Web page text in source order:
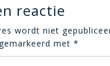
reactie
wordt niet
met *